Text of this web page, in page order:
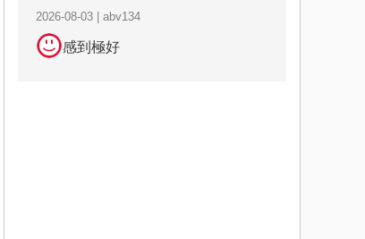
2026-08-03 | abv134
感到極好